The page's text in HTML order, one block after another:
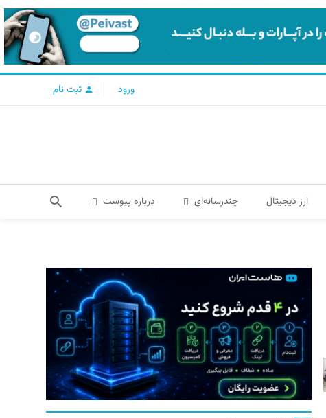
ورود ثبت نام
ارز دیجیتال چندرسانه‌ای درباره پیوست